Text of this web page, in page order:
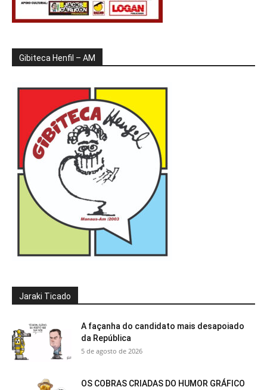
Gibiteca Henfil – AM
Jaraki Ticado
A façanha do candidato mais desapoiado
da República
5 de agosto de 2026
OS COBRAS CRIADAS DO HUMOR GRÁFICO